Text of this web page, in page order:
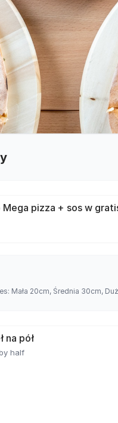
Mega pizza + sos w
Mała 20cm, Średnia 30cm,
na pół
half